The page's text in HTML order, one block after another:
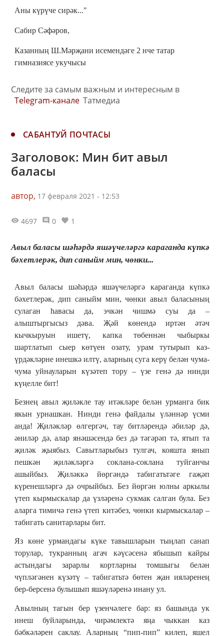
Аны күрүче сирәк..."
Сабир Сәфәров,
Казанның Ш.Мәрҗани исемендәге 2 нче татар
гимназиясе укучысы
Следите за самым важным и интересным в
Telegram-канале Татмедиа
САБАНТУЙ ПОЧТАСЫ
Заголовок: Мин бит авыл
баласы
автор, 17 февраля 2021 - 12:53
4697 0 1
Авыл баласы шәһәрдә яшәүчеләргә караганда күпкә
бәхетлерәк, дип саныйм мин, чөнки...
Авыл баласы шәһәрдә яшәүчеләргә караганда күпкә
бәхетлерәк, дип саныйм мин, чөнки авыл баласының
сулаган һавасы да, эчкән чишмә суы да –
алыштыргысыз дәва. Җәй көнендә иртән әтәч
кычкыруын ишетү, капка төбеннән чыбыркы
шартлатып сыер көтүен озату, урам тутырып каз-
үрдәкләрне инешкә илтү, аларның суга керү белән чума-
чума уйнауларын күзәтеп тору – үзе генә дә нинди
күңелле бит!
Безнең авыл җиләкле тау итәкләре белән урманга бик
якын урнашкан. Нинди генә файдалы үләннәр үсми
анда! Җиләкләр өлгергәч, тау битләрендә әбиләр дә,
әниләр дә, алар янәшәсендә без дә тәгәрәп тә, ятып та
җиләк җыябыз. Савытларыбыз тулгач, кояшта янып
пешкән җиләкләргә соклана-соклана туйганчы
ашыйбыз. Җиләккә йөргәндә табигатьтәге гаҗәп
күренешләргә дә очрыйбыз. Без йөргән юлны аркылы
үтеп кырмыскалар да үзләренә сукмак салган була. Без
аларга тимичә генә үтеп китәбез, чөнки кырмыскалар –
табигать санитарлары бит.
Яз көне урмандагы күке тавышларын тыңлап санап
торулар, тукранның агач кәүсәсенә ябышып кайры
астындагы зарарлы кортларны томшыгы белән
чүпләгәнен күзәтү – табигатьтә бөтен җан ияләренең
бер-берсенә булышып яшәүләренә инану ул.
Авылның тагын бер үзенчәлеге бар: яз башында ук
инеш буйларында, чирәмлектә яңа чыккан каз
бәбкәләрен саклау. Аларның “пип-пип” килеп, яшел